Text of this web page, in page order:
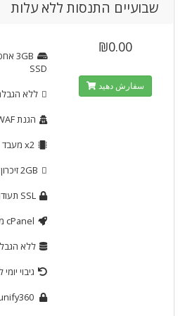
שבועיים התנסות ללא עלות
3GB
SSD
ללא
הגנת WAF
x2 מעבד Intel E5 @ 2.6GHz
2GBזיכרון
SSL
cPanel
ללא
גיבוי
Imunify360
₪0.00
سفارش دهید